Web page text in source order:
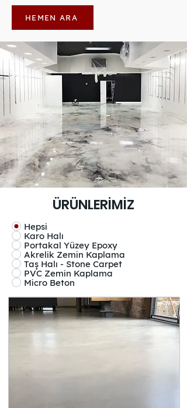
HEMEN ARA
ÜRÜNLERİMİZ
Hepsi
Karo Halı
Portakal Yüzey Epoxy
Akrelik Zemin Kaplama
Taş Halı - Stone Carpet
PVC Zemin Kaplama
Micro Beton